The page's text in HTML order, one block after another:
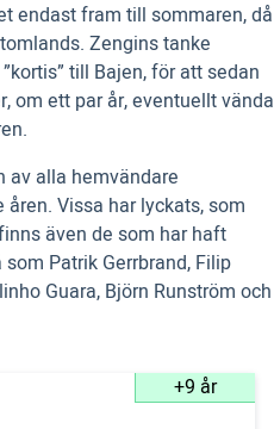
endast fram till sommaren, då
Zengins tanke
till Bajen, för att sedan
om ett par år, eventuellt vända
av alla hemvändare
Vissa har lyckats, som
även de som har haft
Patrik Gerrbrand, Filip
Guara, Björn Runström och
+9 år